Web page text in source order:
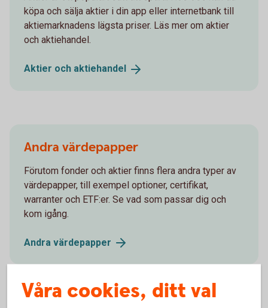
köpa och sälja aktier i din app eller internetbank till
aktiemarknadens lägsta priser. Läs mer om aktier
och aktiehandel.
Aktier och aktiehandel
Andra värdepapper
Förutom fonder och aktier finns flera andra typer av
värdepapper, till exempel optioner, certifikat,
warranter och ETF:er. Se vad som passar dig och
kom igång.
Andra värdepapper
Våra cookies, ditt val